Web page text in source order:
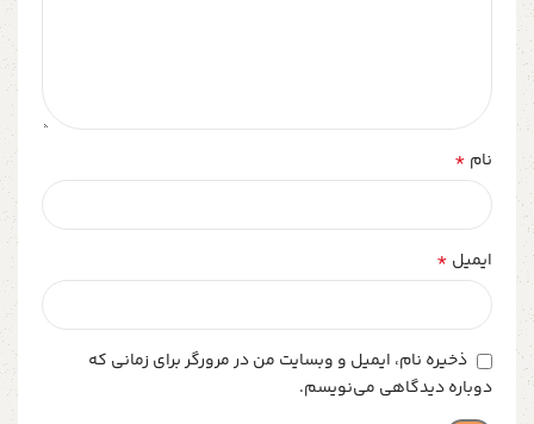
نام *
ایمیل *
ذخیره نام، ایمیل و وبسایت من در مرورگر برای زمانی که
دوباره دیدگاهی می‌نویسم.